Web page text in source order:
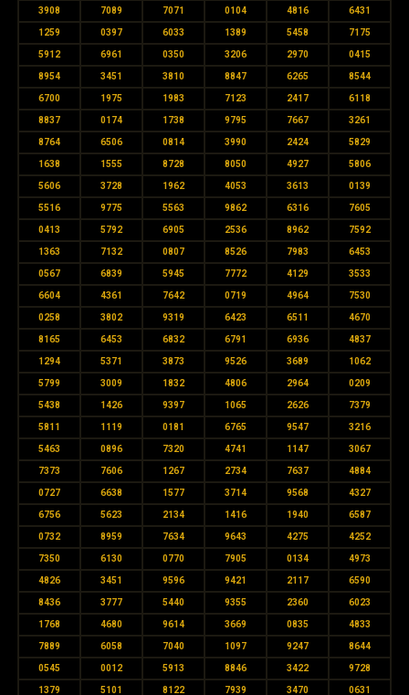
3908 7089 7071 0104 4816 6431
1259 0397 6033 1389 5458 7175
5912 6961 0350 3206 2970 0415
8954 3451 3810 8847 6265 8544
6700 1975 1983 7123 2417 6118
8837 0174 1738 9795 7667 3261
8764 6506 0814 3990 2424 5829
1638 1555 8728 8050 4927 5806
5606 3728 1962 4053 3613 0139
5516 9775 5563 9862 6316 7605
0413 5792 6905 2536 8962 7592
1363 7132 0807 8526 7983 6453
0567 6839 5945 7772 4129 3533
6604 4361 7642 0719 4964 7530
0258 3802 9319 6423 6511 4670
8165 6453 6832 6791 6936 4837
1294 5371 3873 9526 3689 1062
5799 3009 1832 4806 2964 0209
5438 1426 9397 1065 2626 7379
5811 1119 0181 6765 9547 3216
5463 0896 7320 4741 1147 3067
7373 7606 1267 2734 7637 4884
0727 6638 1577 3714 9568 4327
6756 5623 2134 1416 1940 6587
0732 8959 7634 9643 4275 4252
7350 6130 0770 7905 0134 4973
4826 3451 9596 9421 2117 6590
8436 3777 5440 9355 2360 6023
1768 4680 9614 3669 0835 4833
7889 6058 7040 1097 9247 8644
0545 0012 5913 8846 3422 9728
1379 5101 8122 7939 3470 0631